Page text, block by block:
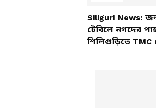
Siliguri News:
টেবিলে নগদের
শিলিগুড়িতে TMC